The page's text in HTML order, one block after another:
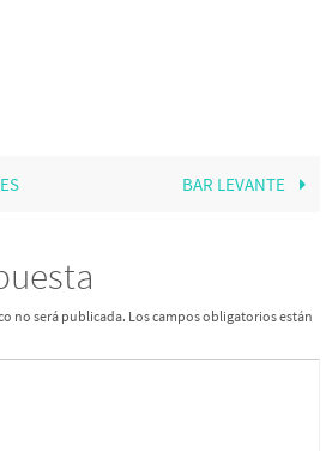
BAR LEVANTE
no será publicada. Los campos obligatorios están